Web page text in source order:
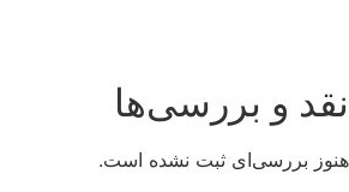
نقد و بررسی‌ها
هنوز بررسی‌ای ثبت نشده است.